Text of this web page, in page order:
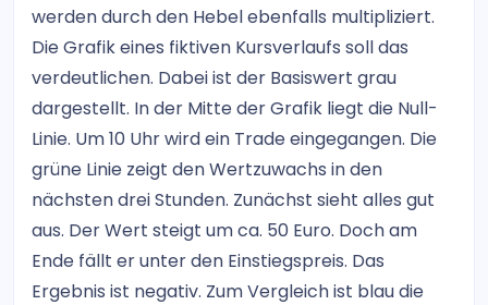
werden durch den Hebel ebenfalls multipliziert.
Die Grafik eines fiktiven Kursverlaufs soll das
verdeutlichen. Dabei ist der Basiswert grau
dargestellt. In der Mitte der Grafik liegt die Null-
Linie. Um 10 Uhr wird ein Trade eingegangen. Die
grüne Linie zeigt den Wertzuwachs in den
nächsten drei Stunden. Zunächst sieht alles gut
aus. Der Wert steigt um ca. 50 Euro. Doch am
Ende fällt er unter den Einstiegspreis. Das
Ergebnis ist negativ. Zum Vergleich ist blau die